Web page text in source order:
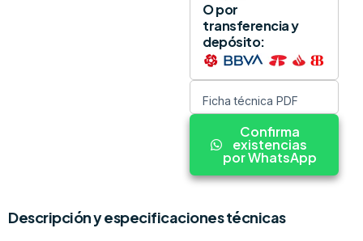
O por
transferencia y
depósito:
Ficha técnica PDF
Confirma
existencias
por WhatsApp
Descripción y especificaciones técnicas